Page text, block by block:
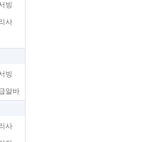
빙
사
빙
알바
사